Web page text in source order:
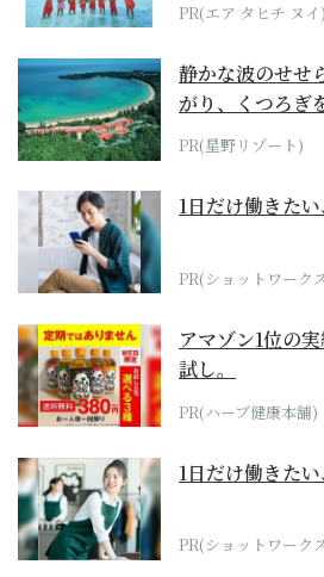
PR(エア タヒチ ヌイ)
静かな波のせせ
がり、くつろぎ
ホテル by...
PR(星野リゾート)
1日だけ働きた
PR(ショットワーク
アマゾン1位の
試し。
PR(ハーブ健康本舗)
1日だけ働きた
PR(ショットワーク